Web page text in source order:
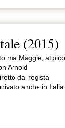
(2015)
ma Maggie, atipico
Arnold
dal regista
anche in Italia.